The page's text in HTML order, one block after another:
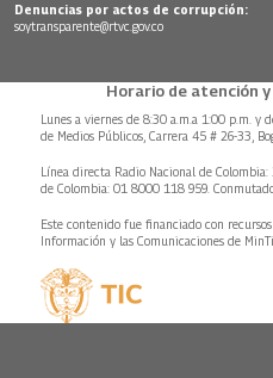
Denuncias por actos de corrupción:
soytransparente@rtvc.gov.co
Horario de atención
Lunes a viernes de 8:30 a.m.a 1:00 p.m. y
de Medios Públicos, Carrera 45 # 26-33,
Línea directa Radio Nacional de
de Colombia: 01 8000 118 959.
Este contenido fue financiado con
Información y las Comunicaciones de